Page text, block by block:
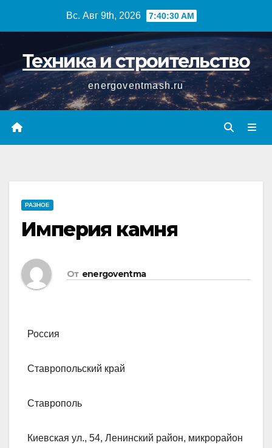
Вс. Авг 9th, 2026 7:40:31 AM
Техника и строительство
energoventmash.ru
РАЗНОЕ
Империя камня
От energoventma
Россия
Ставропольский край
Ставрополь
Киевская ул., 54, Ленинский район, микрорайон